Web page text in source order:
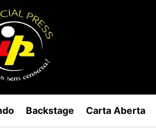
Backstage Carta Aberta